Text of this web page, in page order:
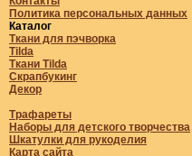
Политика персональных данных
Каталог
Ткани для пэчворка
Tilda
Ткани Tilda
Скрапбукинг
Декор
Трафареты
Наборы для детского творчества
Шкатулки для рукоделия
Карта сайта